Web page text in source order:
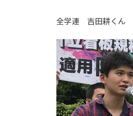
全学連 吉田耕くん